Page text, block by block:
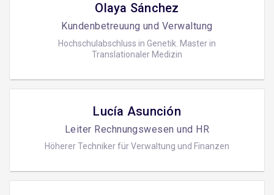
Olaya Sánchez
Kundenbetreuung und Verwaltung
Hochschulabschluss in Genetik. Master in
Translationaler Medizin
Lucía Asunción
Leiter Rechnungswesen und HR
Höherer Techniker für Verwaltung und Finanzen